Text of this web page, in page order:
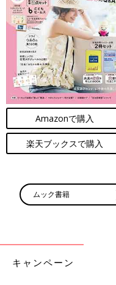
ママ友も頻繁に集まるように」
家族の行動やコミュニケ
ースが確保できるかどう
ポイントをまとめます。
１．転落事故防止の対策
り。
２．開け放して使える続
３．共用のデスクスペー
ダイニング
４．家族とつながるスペ
る間取り。
と、きっと役に立つでし
Amazonで購入
楽天ブックスで購入
ムック書籍
キャンペーン